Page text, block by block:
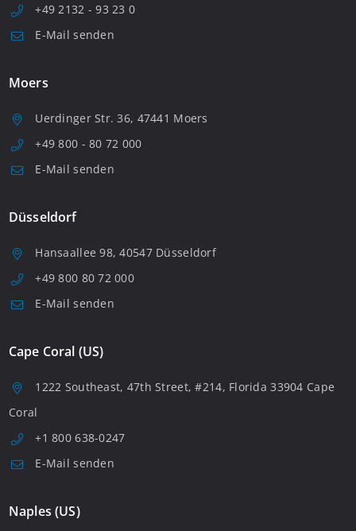
+49 2132 - 93 23 0
E-Mail senden
Moers
Uerdinger Str. 36, 47441 Moers
+49 800 - 80 72 000
E-Mail senden
Düsseldorf
Hansaallee 98, 40547 Düsseldorf
+49 800 80 72 000
E-Mail senden
Cape Coral (US)
1222 Southeast, 47th Street, #214, Florida 33904 Cape
Coral
+1 800 638-0247
E-Mail senden
Naples (US)